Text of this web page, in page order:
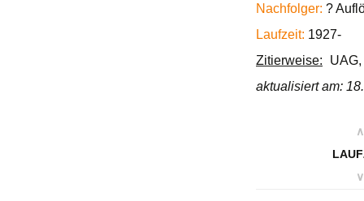
Nachfolger: ?
Laufzeit: 1927-
Zitierweise:
aktualisiert am:
∧
∨